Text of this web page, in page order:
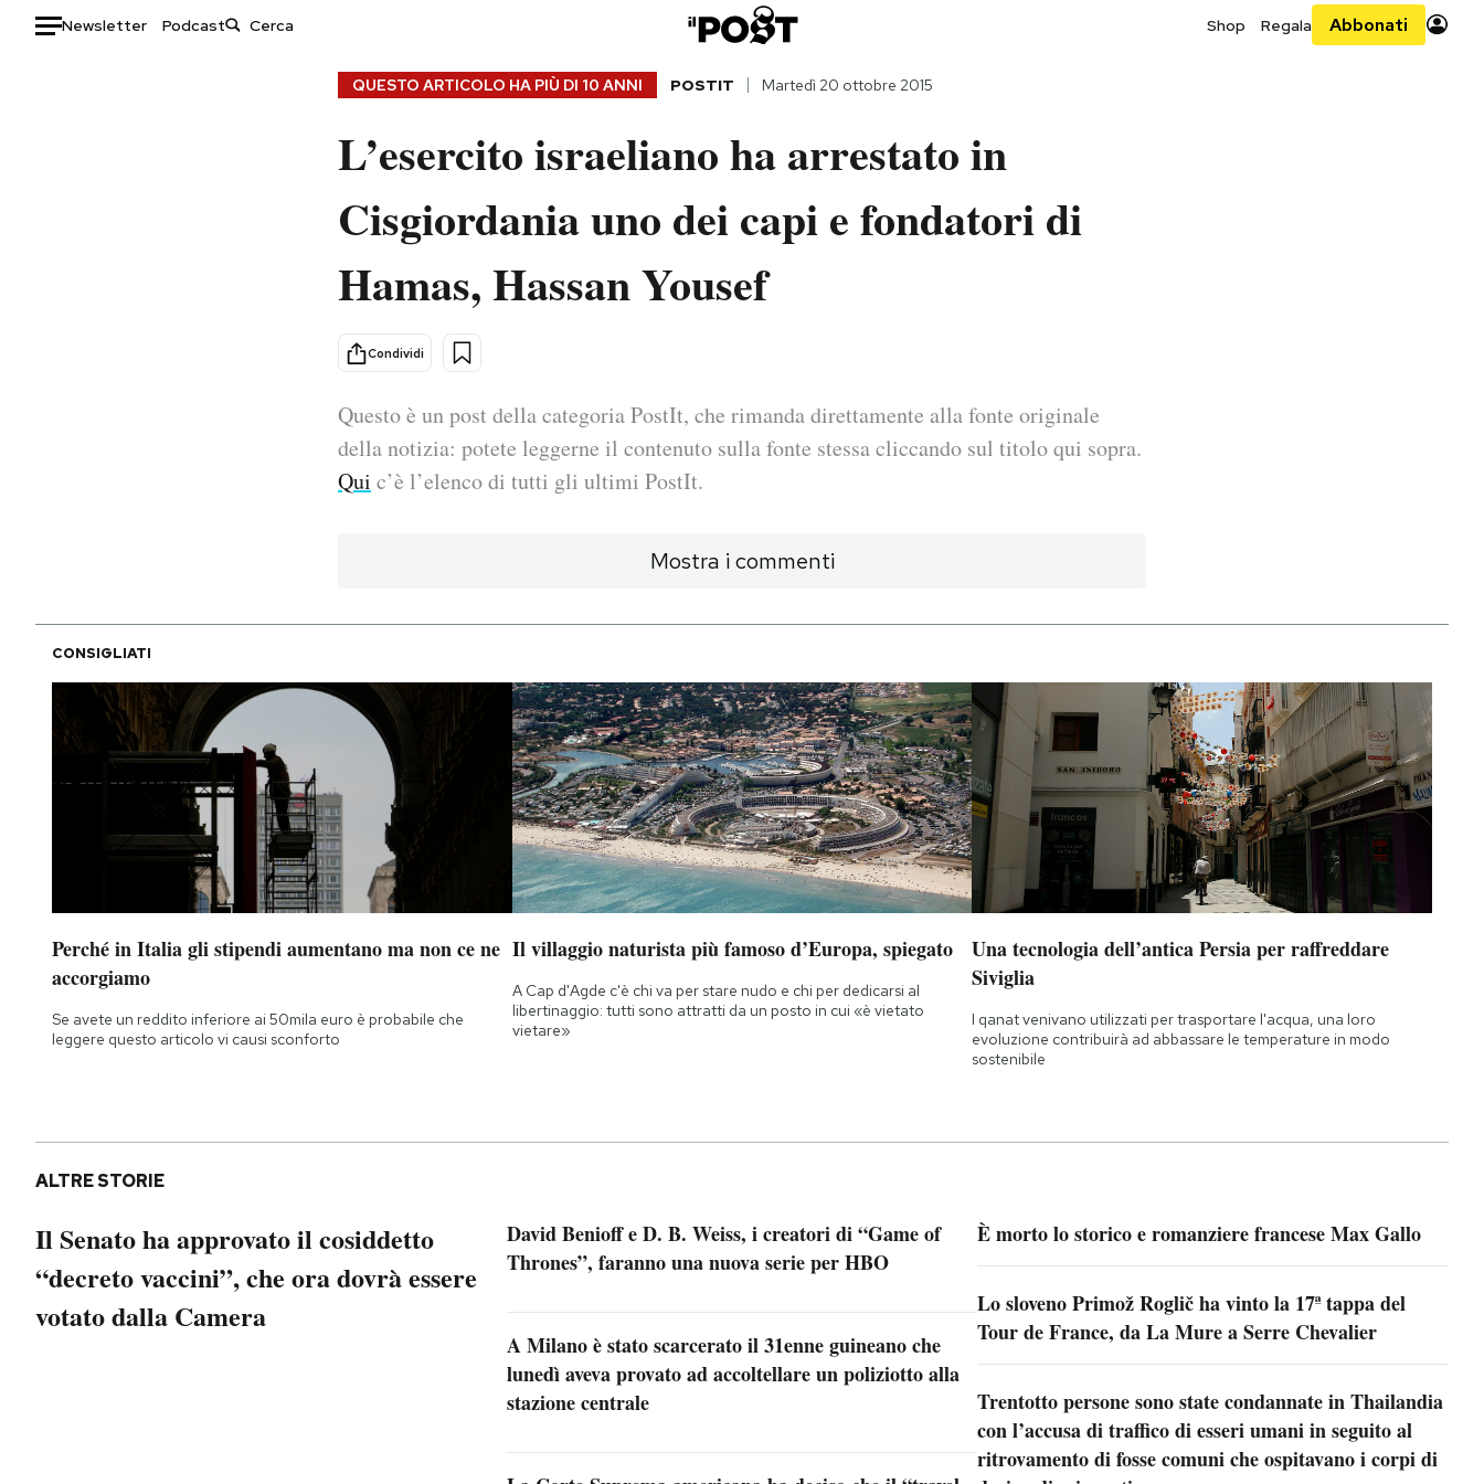
Newsletter Podcast Shop Regala Abbonati
Storie/Idee
Altrecose
Mondiali calcio 2026
I MIEI PREFERITI
SHOP
AREA PERSONALE
Area Personale
Newsletter
Regala il Post
QUESTO ARTICOLO HA PIÙ DI 10 ANNI POSTIT Martedì 20 ottobre 2015
L’esercito israeliano ha arrestato in
Cisgiordania uno dei capi e fondatori di
Hamas, Hassan Yousef
Condividi
Questo è un post della categoria PostIt, che rimanda direttamente alla fonte originale
della notizia: potete leggerne il contenuto sulla fonte stessa cliccando sul titolo qui sopra.
Qui c’è l’elenco di tutti gli ultimi PostIt.
Mostra i commenti
CONSIGLIATI
Perché in Italia gli stipendi aumentano ma non ce ne
accorgiamo
Se avete un reddito inferiore ai 50mila euro è probabile che
leggere questo articolo vi causi sconforto
Il villaggio naturista più famoso d’Europa, spiegato
A Cap d'Agde c'è chi va per stare nudo e chi per dedicarsi al
libertinaggio: tutti sono attratti da un posto in cui «è vietato
vietare»
Una tecnologia dell’antica Persia per raffreddare
Siviglia
I qanat venivano utilizzati per trasportare l'acqua, una loro
evoluzione contribuirà ad abbassare le temperature in modo
sostenibile
ALTRE STORIE
Il Senato ha approvato il cosiddetto
“decreto vaccini”, che ora dovrà essere
votato dalla Camera
David Benioff e D. B. Weiss, i creatori di “Game of
Thrones”, faranno una nuova serie per HBO
A Milano è stato scarcerato il 31enne guineano che
lunedì aveva provato ad accoltellare un poliziotto alla
stazione centrale
È morto lo storico e romanziere francese Max Gallo
Lo sloveno Primož Roglič ha vinto la 17ª tappa del
Tour de France, da La Mure a Serre Chevalier
Trentotto persone sono state condannate in Thailandia
con l’accusa di traffico di esseri umani in seguito al
ritrovamento di fosse comuni che ospitavano i corpi di